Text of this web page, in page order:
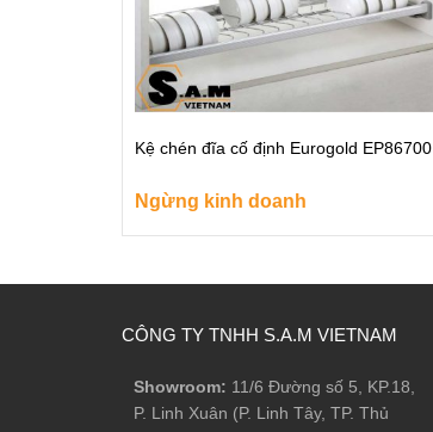
Kệ chén đĩa cố định Eurogold EP86700
Ngừng kinh doanh
CÔNG TY TNHH S.A.M VIETNAM
Showroom: 11/6 Đường số 5, KP.18,
P. Linh Xuân (P. Linh Tây, TP. Thủ